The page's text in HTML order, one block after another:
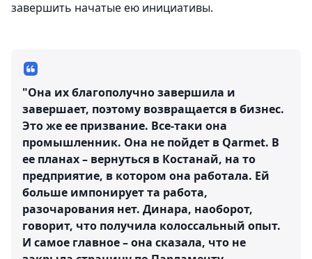
завершить начатые ею инициативы.
"Она их благополучно завершила и
завершает, поэтому возвращается в бизнес.
Это же ее призвание. Все-таки она
промышленник. Она не пойдет в Qarmet. В
ее планах – вернуться в Костанай, на то
предприятие, в котором она работала. Ей
больше импонирует та работа,
разочарования нет. Динара, наоборот,
говорит, что получила колоссальный опыт.
И самое главное – она сказала, что не